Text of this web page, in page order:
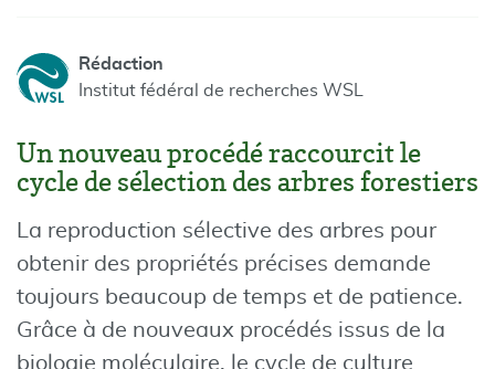
Rédaction
Institut fédéral de recherches WSL
Un nouveau procédé raccourcit le
cycle de sélection des arbres forestiers
La reproduction sélective des arbres pour
obtenir des propriétés précises demande
toujours beaucoup de temps et de patience.
Grâce à de nouveaux procédés issus de la
biologie moléculaire, le cycle de culture